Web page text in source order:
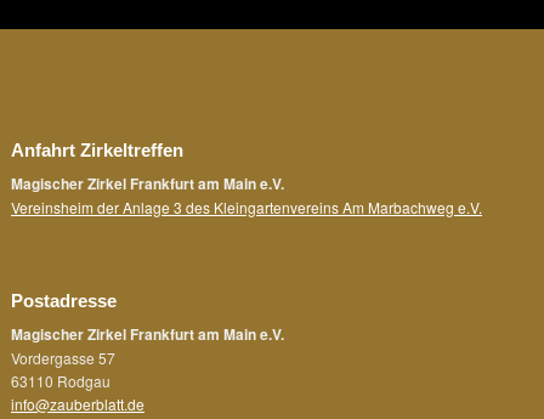
Anfahrt Zirkeltreffen
Magischer Zirkel Frankfurt am Main e.V.
Vereinsheim der Anlage 3 des Kleingartenvereins Am Marbachweg e.V.
Postadresse
Magischer Zirkel Frankfurt am Main e.V.
Vordergasse 57
63110 Rodgau
info@zauberblatt.de